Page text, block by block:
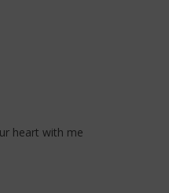
heart with me